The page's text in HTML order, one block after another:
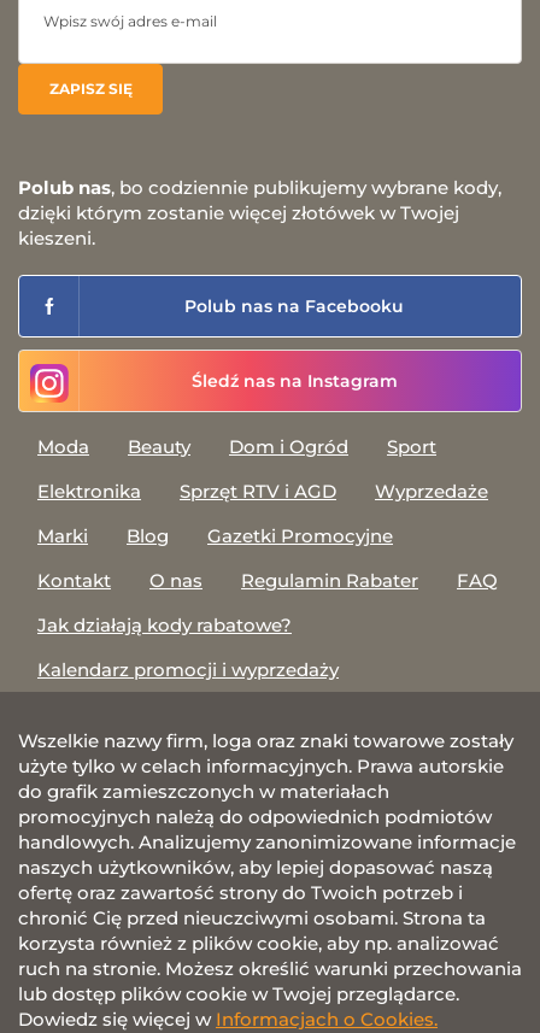
Polub nas, bo codziennie publikujemy wybrane kody,
dzięki którym zostanie więcej złotówek w Twojej
kieszeni.
Polub nas na Facebooku
Śledź nas na Instagram
Moda Beauty Dom i Ogród
Sport
Elektronika
Sprzęt RTV i AGD
Wyprzedaże
Marki
Blog
Gazetki Promocyjne
Kontakt
O nas Regulamin Rabater
FAQ
Jak działają kody rabatowe?
Kalendarz promocji i wyprzedaży
Wszelkie nazwy firm, loga oraz znaki towarowe zostały
użyte tylko w celach informacyjnych. Prawa autorskie
do grafik zamieszczonych w materiałach
promocyjnych należą do odpowiednich podmiotów
handlowych. Analizujemy zanonimizowane informacje
naszych użytkowników, aby lepiej dopasować naszą
ofertę oraz zawartość strony do Twoich potrzeb i
chronić Cię przed nieuczciwymi osobami. Strona ta
korzysta również z plików cookie, aby np. analizować
ruch na stronie. Możesz określić warunki przechowania
lub dostęp plików cookie w Twojej przeglądarce.
Dowiedz się więcej w Informacjach o Cookies.